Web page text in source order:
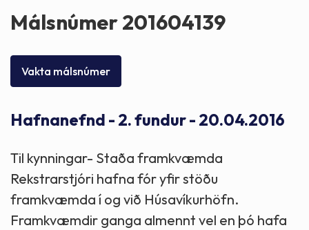
Málsnúmer 201604139
Vakta málsnúmer
Hafnanefnd - 2. fundur - 20.04.2016
Til kynningar- Staða framkvæmda
Rekstrarstjóri hafna fór yfir stöðu
framkvæmda í og við Húsavíkurhöfn.
Framkvæmdir ganga almennt vel en þó hafa